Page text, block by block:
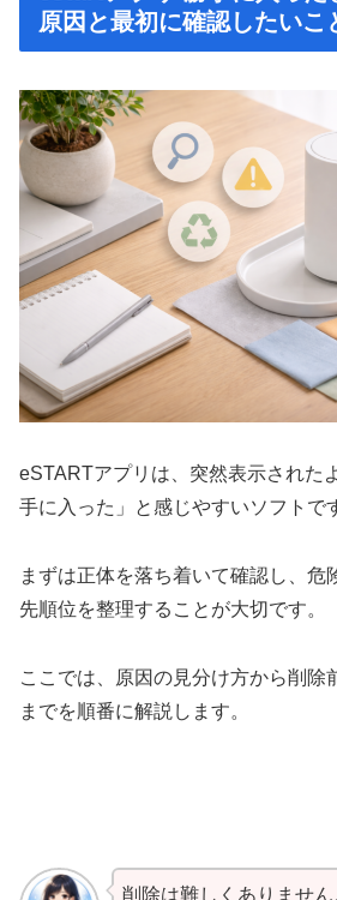
原因と最初に確認したいこ
eSTARTアプリは、突然表示された
手に入った」と感じやすいソフトで
まずは正体を落ち着いて確認し、危
先順位を整理することが大切です。
ここでは、原因の見分け方から削除
までを順番に解説します。
削除は難しくありませ